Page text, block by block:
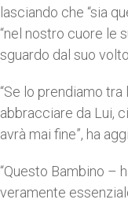
lasciando che “sia
“nel nostro cuore le
sguardo dal suo
“Se lo prendiamo
abbracciare da Lui,
avrà mai fine”, ha
“Questo Bambino –
veramente